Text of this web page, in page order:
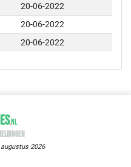
20-06-2022
20-06-2022
20-06-2022
.NL
augustus 2026